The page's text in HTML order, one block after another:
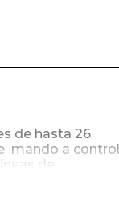
de hasta 26
mando a control
de